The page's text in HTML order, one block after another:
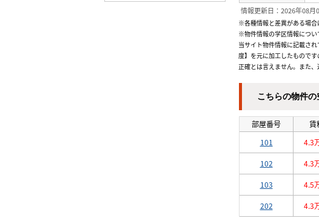
情報更新日：2026年08月
※各種情報と差異がある場
※物件情報の学区情報につい
当サイト物件情報に記載さ
度】を元に加工したもので
正確とは言えません。また
こちらの物件の
部屋番号 賃
101
4.3
102 4.3
103 4.5
202 4.3